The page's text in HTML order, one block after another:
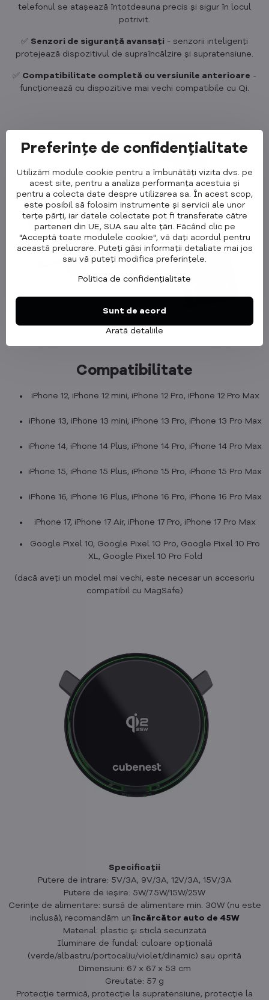
telefonul se atașează întotdeauna precis și sigur în locul
potrivit.
✅ Senzori de siguranță avansați - senzorii inteligenți
protejează dispozitivul de supraîncălzire și supratensiune.
✅ Compatibilitate completă cu versiunile anterioare -
funcționează cu dispozitive mai vechi compatibile cu Qi.
Compatibilitate
iPhone 12, iPhone 12 mini, iPhone 12 Pro, iPhone 12 Pro Max
iPhone 13, iPhone 13 mini, iPhone 13 Pro, iPhone 13 Pro Max
iPhone 14, iPhone 14 Plus, iPhone 14 Pro, iPhone 14 Pro Max
iPhone 15, iPhone 15 Plus, iPhone 15 Pro, iPhone 15 Pro Max
iPhone 16, iPhone 16 Plus, iPhone 16 Pro, iPhone 16 Pro Max
iPhone 17, iPhone 17 Air, iPhone 17 Pro, iPhone 17 Pro Max
Google Pixel 10, Google Pixel 10 Pro, Google Pixel 10 Pro
XL, Google Pixel 10 Pro Fold
(dacă aveți un model mai vechi, este necesar un accesoriu
compatibil cu MagSafe)
Specificații
Putere de intrare: 5V/3A, 9V/3A, 12V/3A, 15V/3A
Putere de ieșire: 5W/7.5W/15W/25W
Cerințe de alimentare: sursă de alimentare min. 30W (nu este
inclusă), recomandăm un încărcător auto de 45W
Material: plastic și sticlă securizată
Iluminare de fundal: culoare opțională
(verde/albastru/portocaliu/violet/dinamic) sau oprită
Dimensiuni: 67 x 67 x 53 cm
Greutate: 57 g
Protecție termică, protecție la supratensiune, protecție la
Preferințe de confidențialitate
Utilizăm module cookie pentru a îmbunătăți vizita dvs. pe
acest site, pentru a analiza performanța acestuia și
pentru a colecta date despre utilizarea sa. În acest scop,
este posibil să folosim instrumente și servicii ale unor
terțe părți, iar datele colectate pot fi transferate către
parteneri din UE, SUA sau alte țări. Făcând clic pe
"Acceptă toate modulele cookie", vă dați acordul pentru
această prelucrare. Puteți găsi informații detaliate mai jos
sau vă puteți modifica preferințele.
Politica de confidențialitate
Arată detaliile
Sunt de acord